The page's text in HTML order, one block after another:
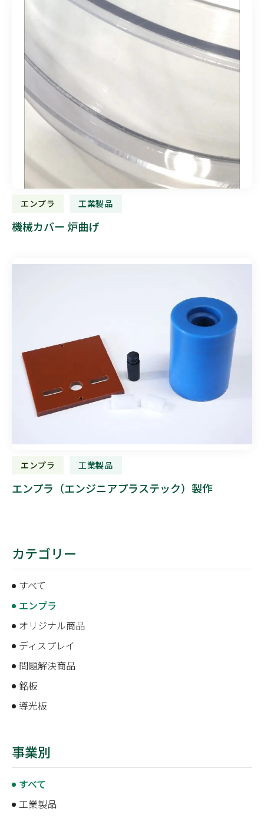
エンプラ 工業製品
機械カバー 炉曲げ
エンプラ 工業製品
エンプラ（エンジニアプラステック）製作
カテゴリー
すべて
エンプラ
オリジナル商品
ディスプレイ
問題解決商品
銘板
導光板
事業別
すべて
工業製品